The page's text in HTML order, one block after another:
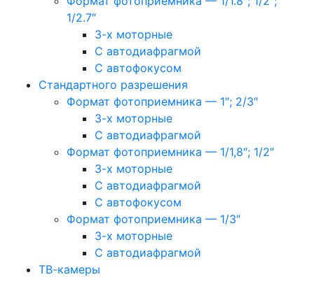
1/2.7″
3-х моторные
С автодиафрагмой
С автофокусом
Стандартного разрешения
Формат фотоприемника — 1″; 2/3″
3-х моторные
С автодиафрагмой
Формат фотоприемника — 1/1,8″; 1/2″
3-х моторные
С автодиафрагмой
С автофокусом
Формат фотоприемника — 1/3″
3-х моторные
С автодиафрагмой
ТВ-камеры